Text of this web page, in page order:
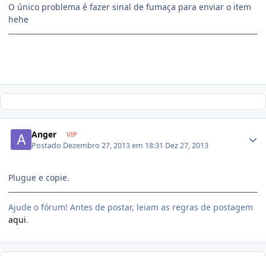
O único problema é fazer sinal de fumaça para enviar o item
hehe
Anger VIP
Postado Dezembro 27, 2013 em 18:31 Dez 27, 2013
Plugue e copie.
Ajude o fórum! Antes de postar, leiam as regras de postagem
aqui.